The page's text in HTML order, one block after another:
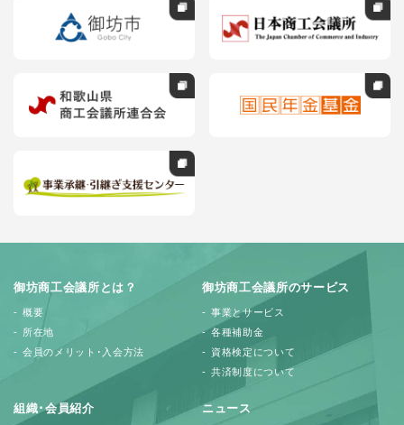
御坊商工会議所とは？
概要
所在地
会員のメリット･入会方法
御坊商工会議所のサービス
事業とサービス
各種補助金
資格検定について
共済制度について
組織･会員紹介 ニュース